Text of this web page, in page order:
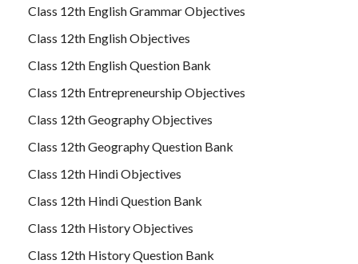
Class 12th English Grammar Objectives
Class 12th English Objectives
Class 12th English Question Bank
Class 12th Entrepreneurship Objectives
Class 12th Geography Objectives
Class 12th Geography Question Bank
Class 12th Hindi Objectives
Class 12th Hindi Question Bank
Class 12th History Objectives
Class 12th History Question Bank